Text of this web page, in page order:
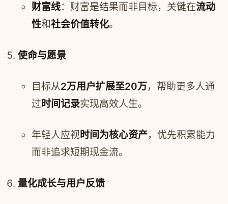
财富线：财富是结果而非目标，关键在流动
性和社会价值转化。
使命与愿景
目标从2万用户扩展至20万，帮助更多人通
过时间记录实现高效人生。
年轻人应视时间为核心资产，优先积累能力
而非追求短期现金流。
量化成长与用户反馈